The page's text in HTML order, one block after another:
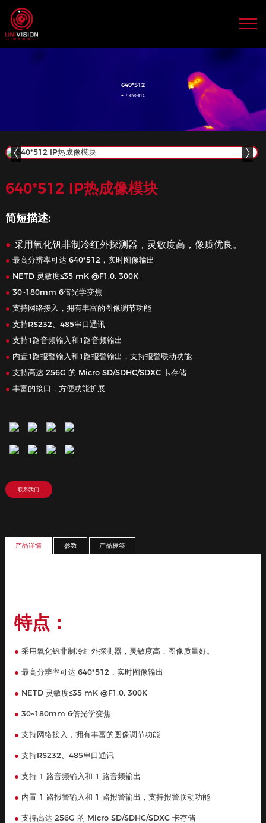
640*512 IP热成像模块
简短描述:
● 采用氧化钒非制冷红外探测器，灵敏度高，像质优良。
● 最高分辨率可达 640*512，实时图像输出
● NETD 灵敏度≤35 mK @F1.0, 300K
● 30~180mm 6倍光学变焦
● 支持网络接入，拥有丰富的图像调节功能
● 支持RS232、485串口通讯
● 支持1路音频输入和1路音频输出
● 内置1路报警输入和1路报警输出，支持报警联动功能
● 支持高达 256G 的 Micro SD/SDHC/SDXC 卡存储
● 丰富的接口，方便功能扩展
特点：
● 采用氧化钒非制冷红外探测器，灵敏度高，图像质量好。
● 最高分辨率可达 640*512，实时图像输出
● NETD 灵敏度≤35 mK @F1.0, 300K
● 30~180mm 6倍光学变焦
● 支持网络接入，拥有丰富的图像调节功能
● 支持RS232、485串口通讯
● 支持 1 路音频输入和 1 路音频输出
● 内置 1 路报警输入和 1 路报警输出，支持报警联动功能
● 支持高达 256G 的 Micro SD/SDHC/SDXC 卡存储